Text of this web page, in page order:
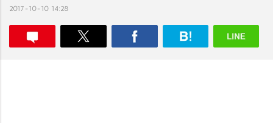
2017-10-10 14:28